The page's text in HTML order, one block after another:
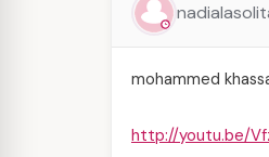
mohammed
http://youtu.be/